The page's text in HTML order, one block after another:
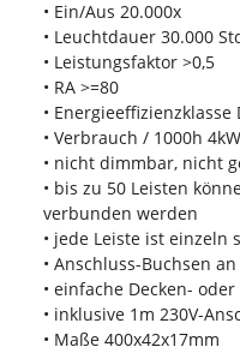
• Ein/Aus 20.000x
• Leuchtdauer 30.000
• Leistungsfaktor >0,5
• RA >=80
• Energieeffizienzklasse
• Verbrauch / 1000h
• nicht dimmbar, nicht
• bis zu 50 Leisten
verbunden werden
• jede Leiste ist einzeln
• Anschluss-Buchsen
• einfache Decken-
• inklusive 1m 230V-
• Maße 400x42x17mm